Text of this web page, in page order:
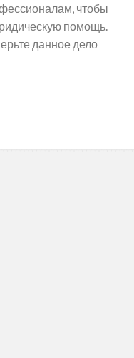
чтобы
помощь.
данное дело